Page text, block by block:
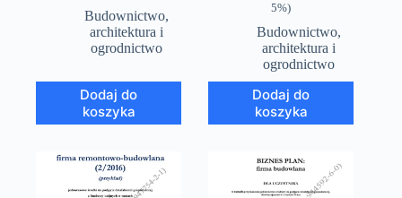
Budownictwo,
architektura i
ogrodnictwo
Dodaj do
koszyka
5%)
Budownictwo,
architektura i
ogrodnictwo
Dodaj do
koszyka